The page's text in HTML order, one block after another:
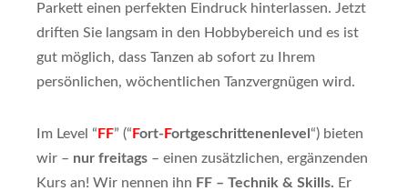
Parkett einen perfekten Eindruck hinterlassen. Jetzt
driften Sie langsam in den Hobbybereich und es ist
gut möglich, dass Tanzen ab sofort zu Ihrem
persönlichen, wöchentlichen Tanzvergnügen wird.
Im Level “ FF” (“ Fort- Fortgeschrittenenlevel “) bieten
wir – nur freitags – einen zusätzlichen, ergänzenden
Kurs an! Wir nennen ihn FF – Technik & Skills. Er